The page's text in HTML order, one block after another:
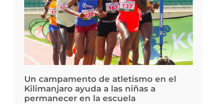
Un campamento de atletismo en el
Kilimanjaro ayuda a las niñas a
permanecer en la escuela